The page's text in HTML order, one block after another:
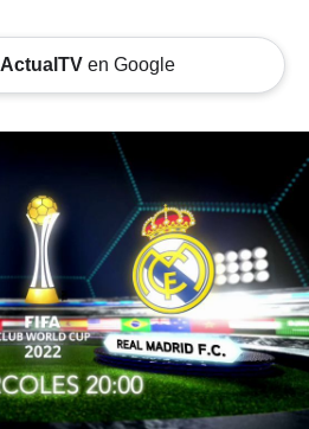
ActualTVen Google